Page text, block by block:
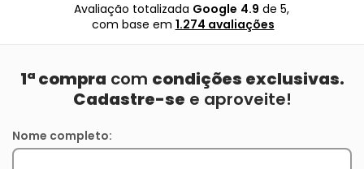
Avaliação totalizada Google 4.9 de 5,
com base em 1.274 avaliações